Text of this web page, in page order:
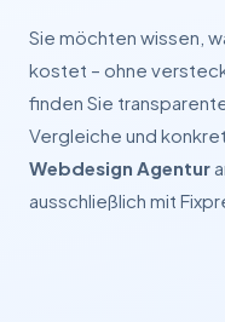
Sie möchten wissen,
kostet – ohne
finden Sie
Vergleiche und
Webdesign Agentur
ausschließlich mit